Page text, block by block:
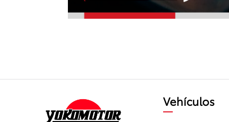
Vehículos